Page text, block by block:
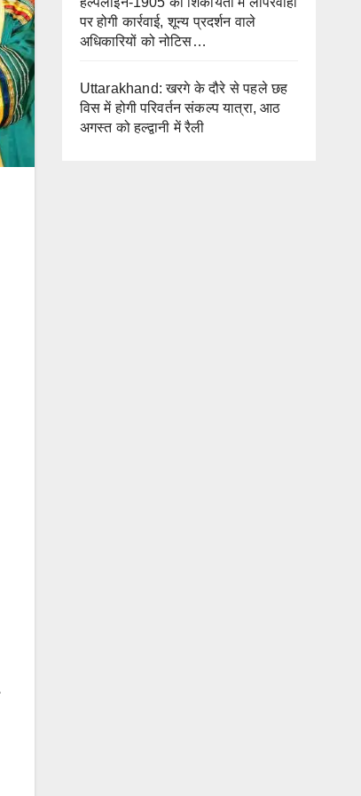
पर होगी कार्रवाई, शून्य प्रदर्शन वाले
अधिकारियों को नोटिस…
Uttarakhand: खरगे के दौरे से पहले छह
विस में होगी परिवर्तन संकल्प यात्रा, आठ
अगस्त को हल्द्वानी में रैली